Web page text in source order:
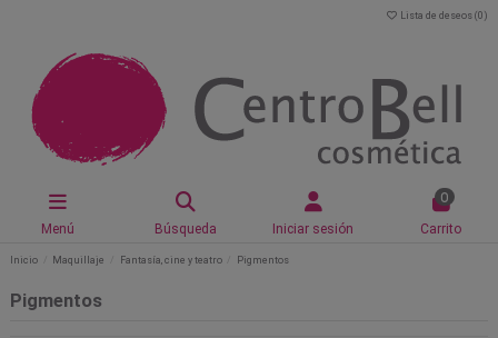
Lista de deseos (0 )
Menú Búsqueda Iniciar sesión
0
Carrito
Inicio Maquillaje Fantasía, cine y teatro Pigmentos
Pigmentos